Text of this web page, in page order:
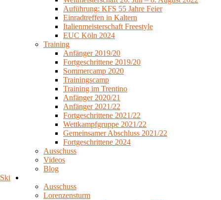
Auführung: KFS 55 Jahre Feier
Einradtreffen in Kaltern
Italienmeisterschaft Freestyle
EUC Köln 2024
Training
Anfänger 2019/20
Fortgeschrittene 2019/20
Sommercamp 2020
Trainingscamp
Training im Trentino
Anfänger 2020/21
Anfänger 2021/22
Fortgeschrittene 2021/22
Wettkampfgruppe 2021/22
Gemeinsamer Abschluss 2021/22
Fortgeschrittene 2024
Ausschuss
Videos
Blog
Ski
Ausschuss
Lorenzensturm